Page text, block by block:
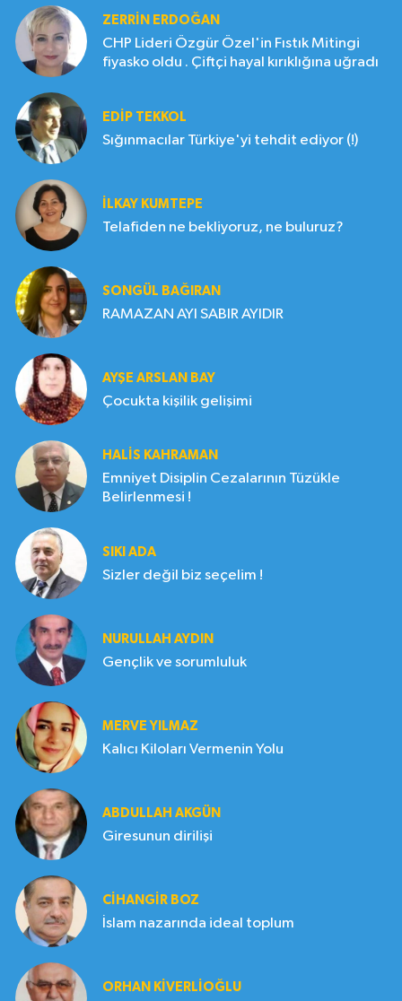
ZERRIN ERDOĞAN
CHP Lideri Özgür Özel'in Fıstık Mitingi
fiyasko oldu . Çiftçi hayal kırıklığına uğradı
EDIP TEKKOL
Sığınmacılar Türkiye'yi tehdit ediyor (!)
İLKAY KUMTEPE
Telafiden ne bekliyoruz, ne buluruz?
SONGÜL BAĞIRAN
RAMAZAN AYI SABIR AYIDIR
AYŞE ARSLAN BAY
Çocukta kişilik gelişimi
HALIS KAHRAMAN
Emniyet Disiplin Cezalarının Tüzükle
Belirlenmesi !
SIKI ADA
Sizler değil biz seçelim !
NURULLAH AYDIN
Gençlik ve sorumluluk
MERVE YILMAZ
Kalıcı Kiloları Vermenin Yolu
ABDULLAH AKGÜN
Giresunun dirilişi
CIHANGIR BOZ
İslam nazarında ideal toplum
ORHAN KIVERLIOĞLU